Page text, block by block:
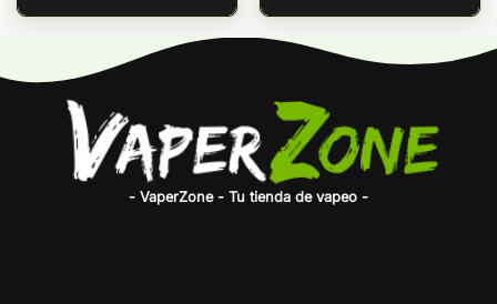
- VaperZone - Tu tienda de vapeo -